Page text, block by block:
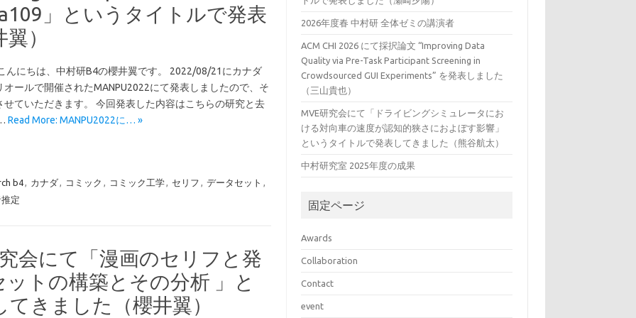
」というタイトルで発表
）
んにちは、中村研B4の櫻井翼です。 2022/08/21にカナダ
オールで開催されたMANPU2022にて発表しましたので、そ
せていただきます。 今回発表した内容はこちらの研究と去
Read More: MANPU2022に… »
b4, カナダ, コミック , コミック工学, セリフ , データセット ,
定
会にて「漫画のセリフと発
トの構築とその分析 」と
きました（櫻井翼）
2026年度春 中村研 全体ゼミの講演者
ACM CHI 2026 にて採択論文 “Improving Data
Quality via Pre-Task Participant Screening in
Crowdsourced GUI Experiments” を発表しました
（三山貴也）
MVE研究会にて「ドライビングシミュレータにお
ける対向車の速度が認知的狭さにおよぼす影響」
というタイトルで発表してきました（熊谷航太）
中村研究室 2025年度の成果
固定ページ
Awards
Collaboration
Contact
event